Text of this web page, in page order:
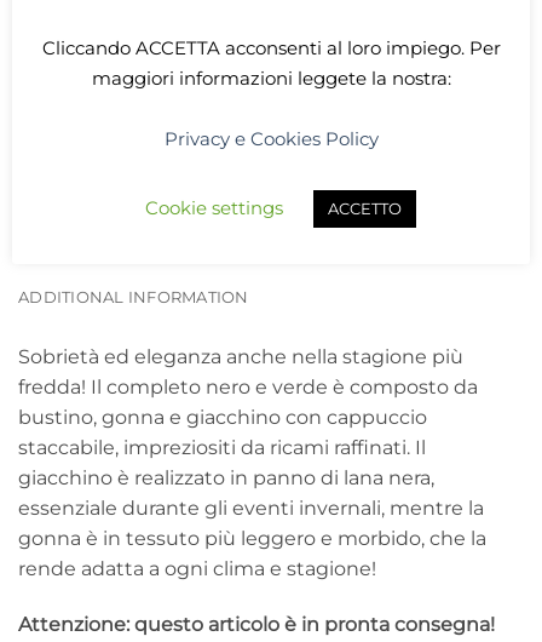
Tag:Elfi
ADDITIONAL INFORMATION
Sobrietà ed eleganza anche nella stagione più
fredda! Il completo nero e verde è composto da
bustino, gonna e giacchino con cappuccio
staccabile, impreziositi da ricami raffinati. Il
giacchino è realizzato in panno di lana nera,
essenziale durante gli eventi invernali, mentre la
gonna è in tessuto più leggero e morbido, che la
rende adatta a ogni clima e stagione!
Attenzione: questo articolo è in pronta consegna!
Cliccando ACCETTAacconsenti al loro impiego. Per
maggiori informazioni leggete la nostra:
Privacy e Cookies Policy
Cookie settings ACCETTO